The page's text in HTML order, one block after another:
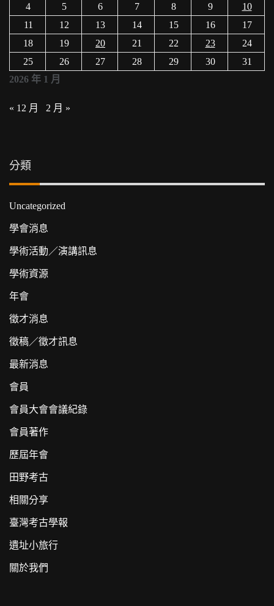
2026 年 1 月
4
5 6 7 8 9
10
11
12 13 14 15 16
17
18
19 20 21 22 23
24
25
26 27 28 29 30 31
« 12 月 2 月 »
分類
Uncategorized
學會消息
學術活動／演講訊息
學術資源
年會
徵才消息
徵稿／徵才訊息
最新消息
會員
會員大會會議紀錄
會員著作
歷屆年會
田野考古
相關分享
臺灣考古學報
遺址小旅行
關於我們